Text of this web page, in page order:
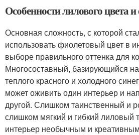
Особенности лилового цвета и
Основная сложность, с которой
использовать фиолетовый цвет в
выборе правильного оттенка для
Многосоставный, базирующийся
теплого красного и холодного
может оживить один интерьер и
другой. Слишком таинственный и
слишком мягкий и гибкий лиловый
интерьер необычным и